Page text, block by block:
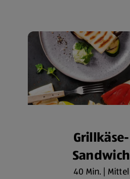
Grillkäse-
Sandwich
40 Min. | Mittel